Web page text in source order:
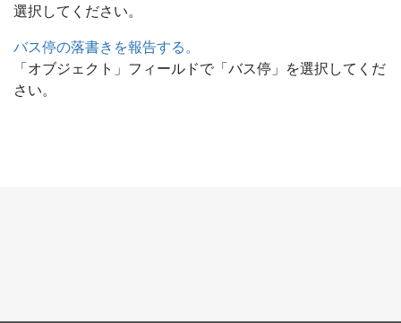
選択してください。
バス停の落書きを報告する。
「オブジェクト」フィールドで「バス停」を選択してくだ
さい。